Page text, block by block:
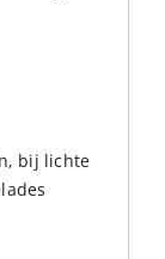
bij lichte